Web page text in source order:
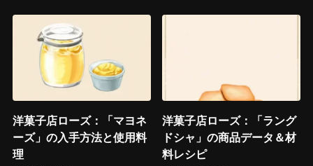
洋菓子店ローズ：「マヨネ
ーズ」の入手方法と使用料
理
洋菓子店ローズ：「ラング
ドシャ」の商品データ＆材
料レシピ